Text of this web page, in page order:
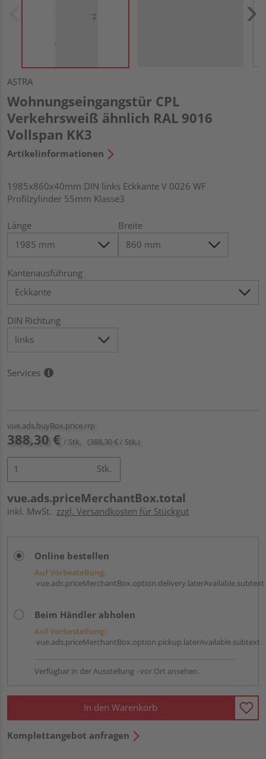
ASTRA
Wohnungseingangstür CPL
Verkehrsweiß ähnlich RAL 9016
Vollspan KK3
Artikelinformationen
1985x860x40mm DIN links Eckkante V 0026 WF
Profilzylinder 55mm Klasse3
Länge Breite
Kantenausführung
DIN Richtung
Services
vue.ads.buyBox.price.rrp
388,30 € / Stk. (388,30 € / Stk.)
Stk.
vue.ads.priceMerchantBox.total
inkl. MwSt. zzgl. Versandkosten für Stückgut
Online bestellen
Auf Vorbestellung:
vue.ads.priceMerchantBox.option.delivery.laterAvailable.subtext
Beim Händler abholen
Auf Vorbestellung:
vue.ads.priceMerchantBox.option.pickup.laterAvailable.subtext
Verfügbar in der Ausstellung - vor Ort ansehen.
In den Warenkorb
Komplettangebot anfragen